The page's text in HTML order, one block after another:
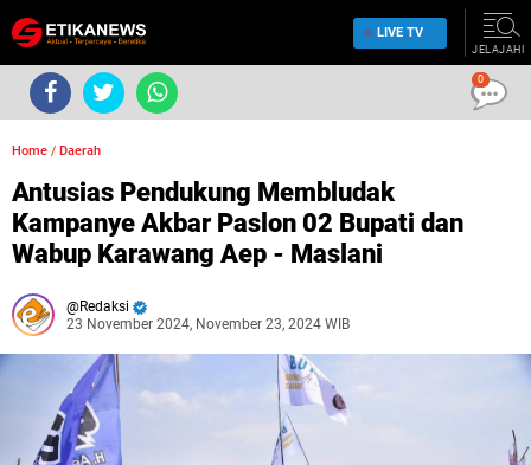
LIVE TV
JELAJAHI
Home / Daerah
Antusias Pendukung Membludak
Kampanye Akbar Paslon 02 Bupati dan
Wabup Karawang Aep - Maslani
Redaksi
23 November 2024, November 23, 2024 WIB
0